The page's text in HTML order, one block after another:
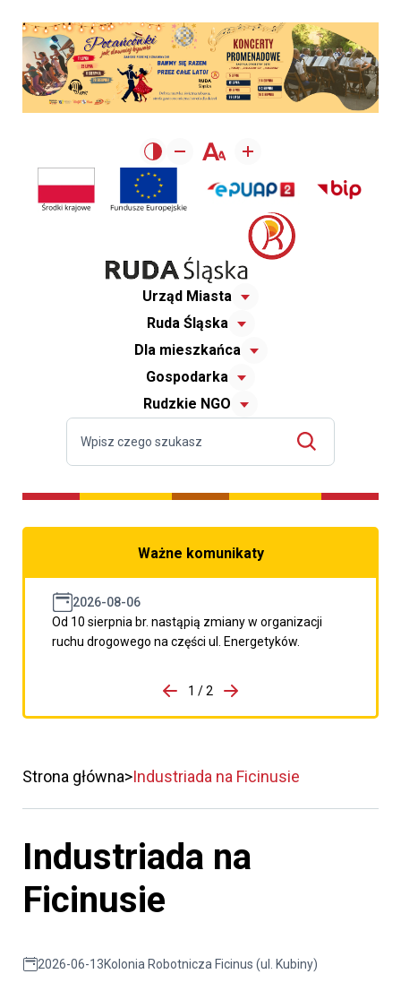
Urząd Miasta
Ruda Śląska
Dla mieszkańca
Gospodarka
Rudzkie NGO
Ważne komunikaty
2026-08-06
Od 10 sierpnia br. nastąpią zmiany w organizacji
ruchu drogowego na części ul. Energetyków.
porzpedniego komunikatu
1 / 2
Przejdź do następnego
Strona główna Industriada na Ficinusie
Industriada na
Ficinusie
2026-06-13Kolonia Robotnicza Ficinus (ul. Kubiny)